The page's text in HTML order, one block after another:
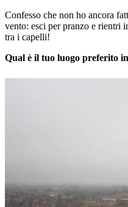
Confesso che non ho ancora
vento: esci per pranzo e rientri
tra i capelli!
Qual è il tuo luogo preferito